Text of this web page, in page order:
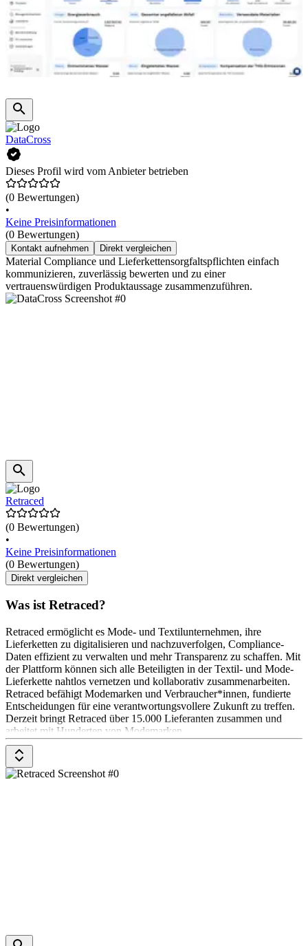
DataCross
Dieses Profil wird vom Anbieter betrieben
(0 Bewertungen)
•
Keine Preisinformationen
(0 Bewertungen)
Kontakt aufnehmen Direkt vergleichen
Material Compliance und Lieferkettensorgfaltspflichten einfach
kommunizieren, zuverlässig bewerten und zu einer
vertrauenswürdigen Produktaussage zusammenzuführen.
Retraced
(0 Bewertungen)
•
Keine Preisinformationen
(0 Bewertungen)
Direkt vergleichen
Was ist Retraced?
Retraced ermöglicht es Mode- und Textilunternehmen, ihre
Lieferketten zu digitalisieren und nachzuverfolgen, Compliance-
Daten effizient zu verwalten und mehr Transparenz zu schaffen. Mit
der Plattform können sich alle Beteiligten in der Textil- und Mode-
Lieferkette nahtlos vernetzen und kollaborativ zusammenarbeiten.
Retraced befähigt Modemarken und Verbraucher*innen, fundierte
Entscheidungen für eine verantwortungsvollere Zukunft zu treffen.
Derzeit bringt Retraced über 15.000 Lieferanten zusammen und
arbeitet mit Hunderten von Modemarken.